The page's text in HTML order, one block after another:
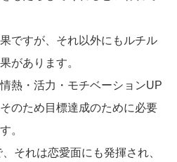
ですが、それ以外にもルチル
があります。
熱・活力・モチベーションUP
のため目標達成のために必要
。
それは恋愛面にも発揮され、